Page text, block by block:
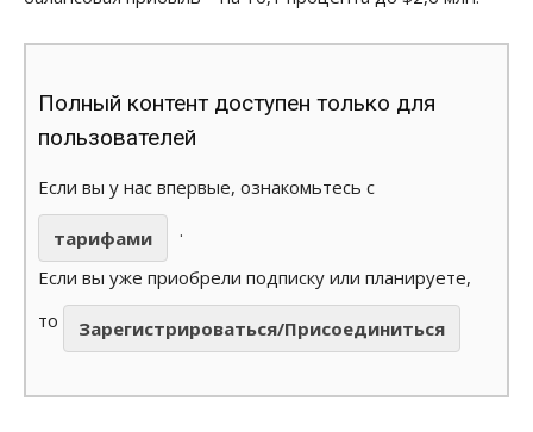
Полный контент доступен только для
пользователей
Если вы у нас впервые, ознакомьтесь с
тарифами
.
Если вы уже приобрели подписку или планируете,
то
Зарегистрироваться/Присоединиться